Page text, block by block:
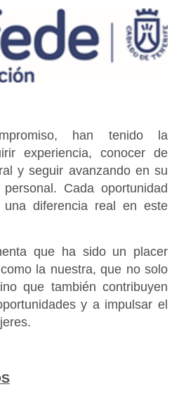
han tenido la
experiencia, conocer de
y seguir avanzando en su
Cada oportunidad
diferencia real en este
que ha sido un placer
la nuestra, que no solo
que también contribuyen
y a impulsar el